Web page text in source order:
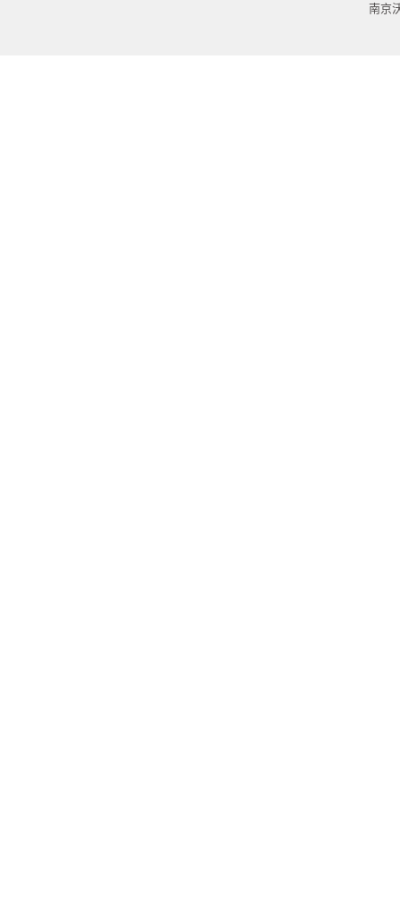
南京